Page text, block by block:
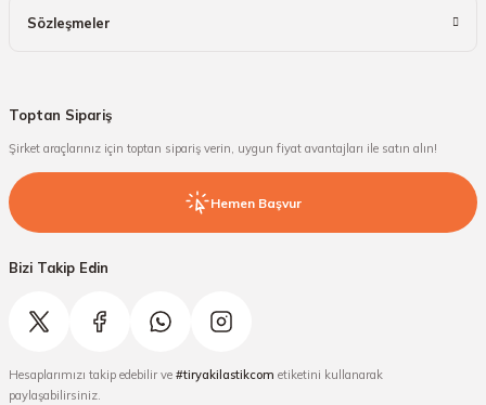
Sözleşmeler
Toptan Sipariş
Şirket araçlarınız için toptan sipariş verin, uygun fiyat avantajları ile satın alın!
Hemen Başvur
Bizi Takip Edin
Hesaplarımızı takip edebilir ve #tiryakilastikcom etiketini kullanarak
paylaşabilirsiniz.